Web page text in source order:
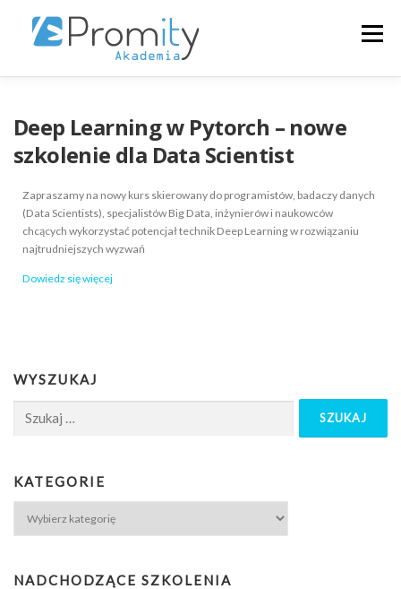
Menu
Deep Learning w Pytorch – nowe
szkolenie dla Data Scientist
Zapraszamy na nowy kurs skierowany do programistów, badaczy danych
(Data Scientists), specjalistów Big Data, inżynierów i naukowców
chcących wykorzystać potencjał technik Deep Learning w rozwiązaniu
najtrudniejszych wyzwań
Dowiedz się więcej
WYSZUKAJ
KATEGORIE
NADCHODZĄCE SZKOLENIA